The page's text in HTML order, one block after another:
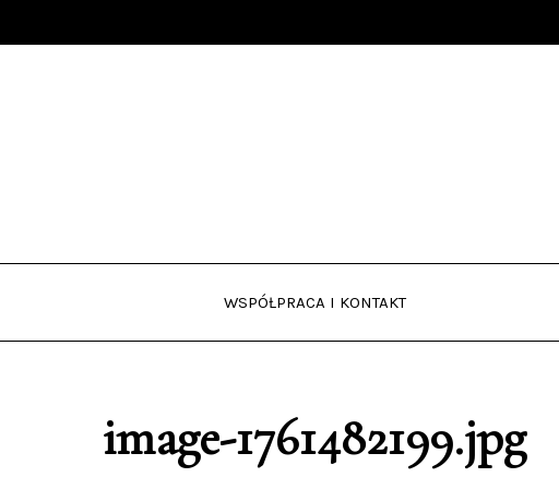
WSPÓŁPRACA I KONTAKT
image-1761482199.jpg